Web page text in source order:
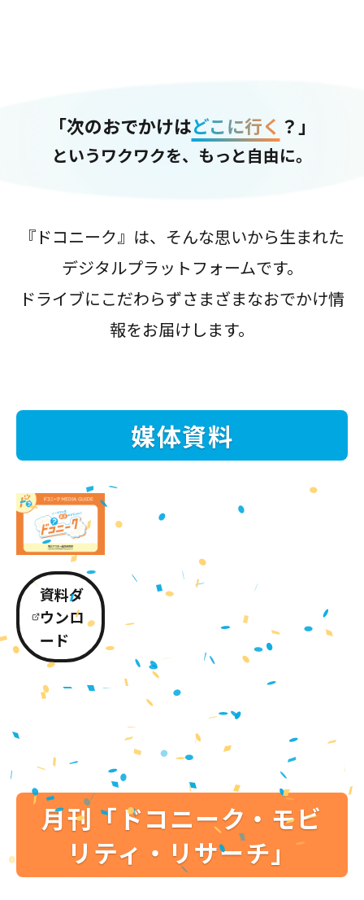
「次のおでかけはどこに行く ？」
というワクワクを、もっと自由に。
『ドコニーク』は、そんな思いから生まれた
デジタルプラットフォームです。
ドライブにこだわらずさまざまなおでかけ情
報をお届けします。
媒体資料
資料ダ
ウンロ
ード
月刊「ドコニーク・モビ
リティ・リサーチ」